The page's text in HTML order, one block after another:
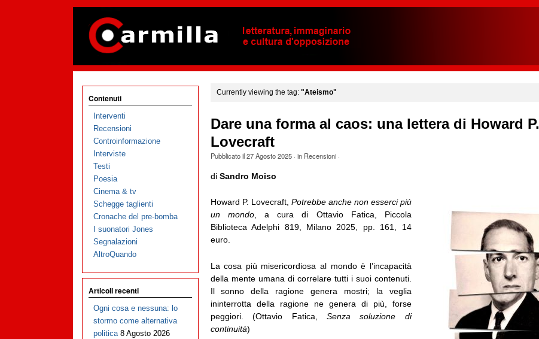
Currently viewing the tag: "Ateismo"
Dare una forma al caos: una lettera di Howard P.
Lovecraft
Pubblicato il27 Agosto 2025· in Recensioni·
di Sandro Moiso
Howard P. Lovecraft, Potrebbe anche non esserci più
un mondo, a cura di Ottavio Fatica, Piccola
Biblioteca Adelphi 819, Milano 2025, pp. 161, 14
euro.
La cosa più misericordiosa al mondo è l’incapacità
della mente umana di correlare tutti i suoi contenuti.
Il sonno della ragione genera mostri; la veglia
ininterrotta della ragione ne genera di più, forse
peggiori. (Ottavio Fatica, Senza soluzione di
continuità)
Contenuti
Interventi
Recensioni
Controinformazione
Interviste
Testi
Poesia
Cinema & tv
Schegge taglienti
Cronache del pre-bomba
I suonatori Jones
Segnalazioni
AltroQuando
Articoli recenti
Ogni cosa e nessuna: lo
stormo come alternativa
politica 8 Agosto 2026